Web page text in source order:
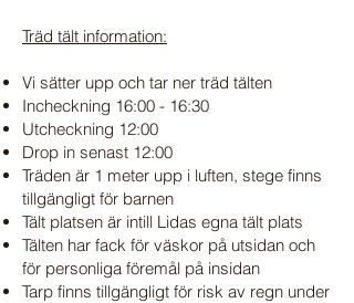
Träd tält information:
Vi sätter upp och tar ner träd tälten
Incheckning 16:00 - 16:30
Utcheckning 12:00
Drop in senast 12:00
Träden är 1 meter upp i luften, stege finns
tillgängligt för barnen
Tält platsen är intill Lidas egna tält plats
Tälten har fack för väskor på utsidan och
för personliga föremål på insidan
Tarp finns tillgängligt för risk av regn under